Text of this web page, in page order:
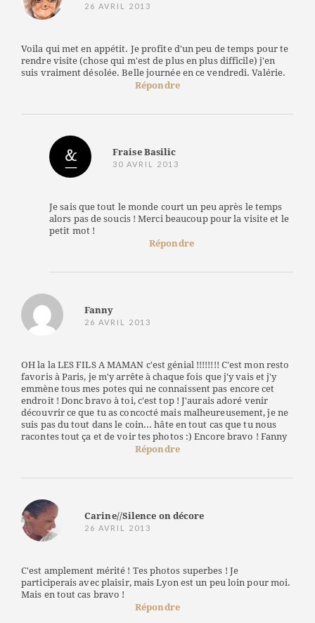
26 AVRIL 2013
Voila qui met en appétit. Je profite d'un peu de temps pour te
rendre visite (chose qui m'est de plus en plus difficile) j'en
suis vraiment désolée. Belle journée en ce vendredi. Valérie.
Répondre
Fraise Basilic
30 AVRIL 2013
Je sais que tout le monde court un peu après le temps
alors pas de soucis ! Merci beaucoup pour la visite et le
petit mot !
Répondre
Fanny
26 AVRIL 2013
OH la la LES FILS A MAMAN c'est génial !!!!!!!! C'est mon resto
favoris à Paris, je m'y arrête à chaque fois que j'y vais et j'y
emmène tous mes potes qui ne connaissent pas encore cet
endroit ! Donc bravo à toi, c'est top ! J'aurais adoré venir
découvrir ce que tu as concocté mais malheureusement, je ne
suis pas du tout dans le coin... hâte en tout cas que tu nous
racontes tout ça et de voir tes photos :) Encore bravo ! Fanny
Répondre
Carine//Silence on décore
26 AVRIL 2013
C'est amplement mérité ! Tes photos superbes ! Je
participerais avec plaisir, mais Lyon est un peu loin pour moi.
Mais en tout cas bravo !
Répondre